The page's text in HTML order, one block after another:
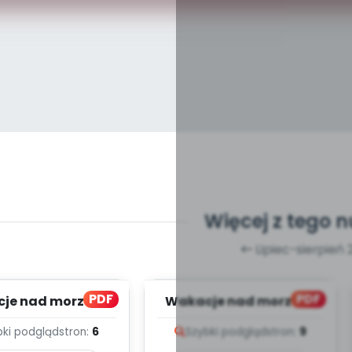
Więcej z tego
Lipiec-sierpień
PDF
nad morzem,
podglądstron: 6
PDF
Wakacje nad morzem,
Szybki podglądstron: 9